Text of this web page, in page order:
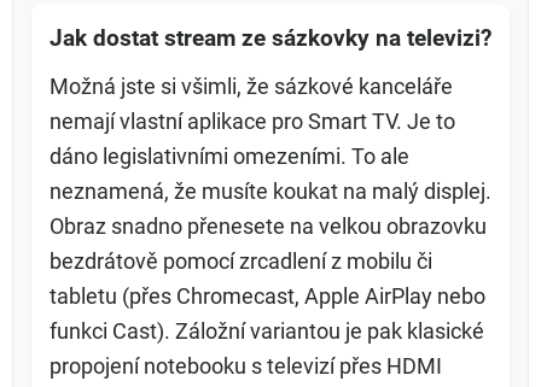
Jak dostat stream ze sázkovky na televizi?
Možná jste si všimli, že sázkové kanceláře
nemají vlastní aplikace pro Smart TV. Je to
dáno legislativními omezeními. To ale
neznamená, že musíte koukat na malý displej.
Obraz snadno přenesete na velkou obrazovku
bezdrátově pomocí zrcadlení z mobilu či
tabletu (přes Chromecast, Apple AirPlay nebo
funkci Cast). Záložní variantou je pak klasické
propojení notebooku s televizí přes HDMI